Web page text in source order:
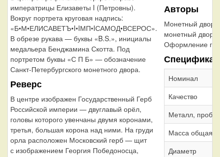
императрицы Елизаветы I (Петровны).
Вокруг портрета круговая надпись:
«Б•М•ЕЛИСАВЕТЪ•I•IМП•IСАМОД•ВСЕРОС».
В обрезе рукава — буквы «B.S.», инициалы
медальера Бенджамина Скотта. Под
портретом буквы «С П Б» — обозначение
Санкт-Петербургского монетного двора.
Реверс
В центре изображен Государственный Герб
Российской империи — двуглавый орёл,
головы которого увенчаны двумя коронами,
третья, большая корона над ними. На груди
орла расположен Московский герб — щит
с изображением Георгия Победоносца,
Авторы
Монетный двор:
монетный двор
Оформление
Номинал
Качество
Металл, проба
Масса общая
Диаметр